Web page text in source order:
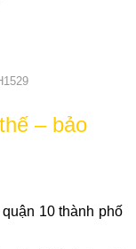
– bảo
10 thành phố